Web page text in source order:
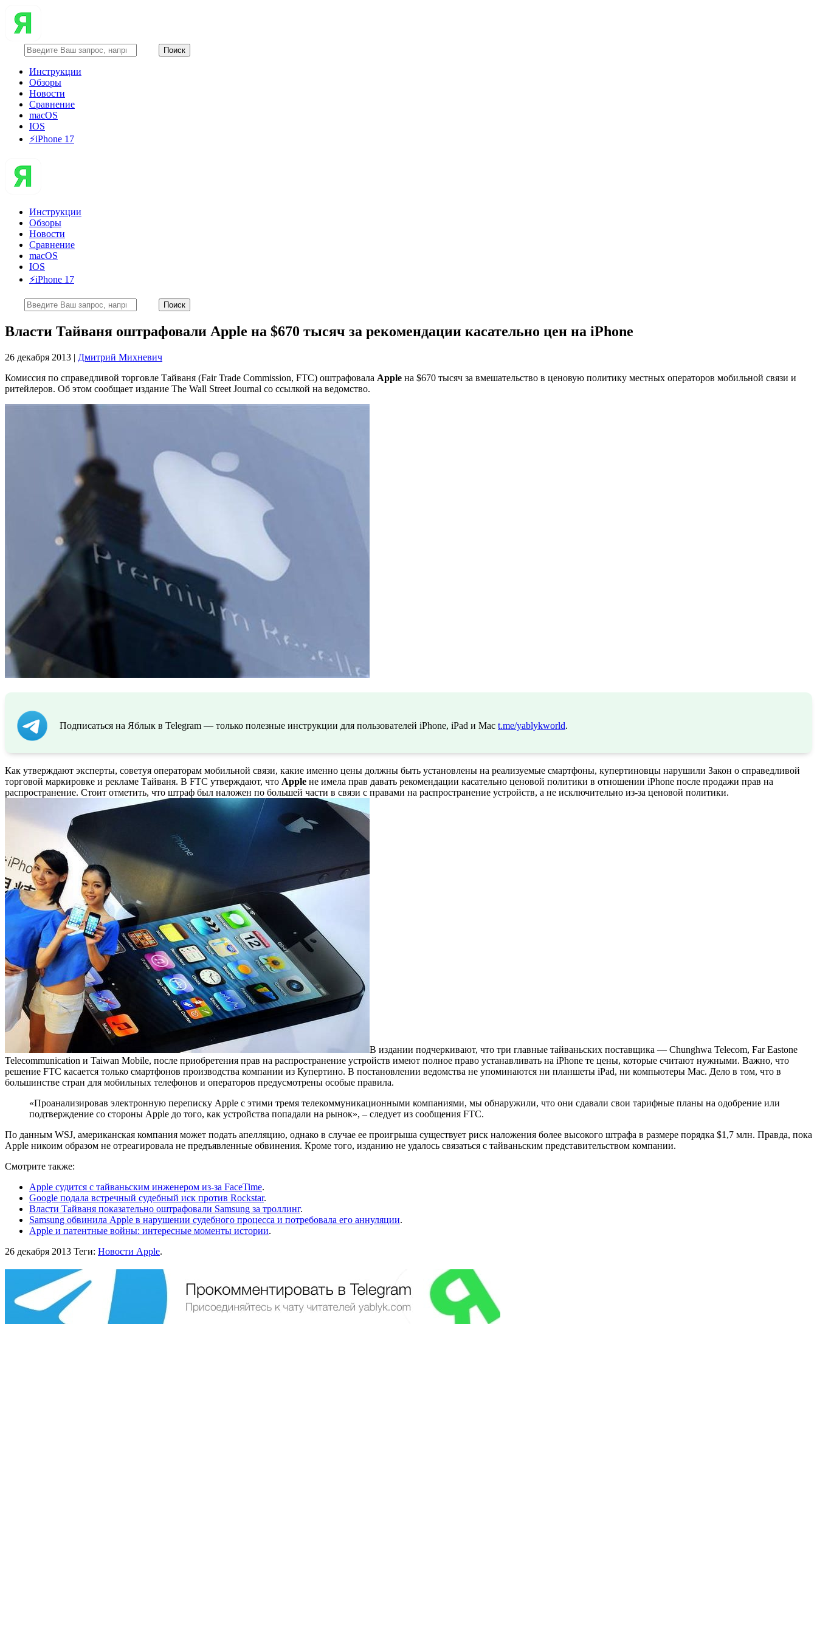
Инструкции
Обзоры
Новости
Сравнение
macOS
IOS
⚡️iPhone 17
Инструкции
Обзоры
Новости
Сравнение
macOS
IOS
⚡️iPhone 17
Власти Тайваня оштрафовали Apple на $670 тысяч за рекомендации касательно цен на iPhone
26 декабря 2013 | Дмитрий Михневич
Комиссия по справедливой торговле Тайваня (Fair Trade Commission, FTC) оштрафовала Apple на $670 тысяч за вмешательство в ценовую политику местных операторов мобильной связи и
ритейлеров. Об этом сообщает издание The Wall Street Journal со ссылкой на ведомство.
Подписаться на Яблык в Telegram — только полезные инструкции для пользователей iPhone, iPad и Mac t.me/yablykworld.
Как утверждают эксперты, советуя операторам мобильной связи, какие именно цены должны быть установлены на реализуемые смартфоны, купертиновцы нарушили Закон о справедливой
торговой маркировке и рекламе Тайваня. В FTC утверждают, что Apple не имела прав давать рекомендации касательно ценовой политики в отношении iPhone после продажи прав на
распространение. Стоит отметить, что штраф был наложен по большей части в связи с правами на распространение устройств, а не исключительно из-за ценовой политики.
В издании подчеркивают, что три главные тайваньских поставщика — Chunghwa Telecom, Far Eastone
Telecommunication и Taiwan Mobile, после приобретения прав на распространение устройств имеют полное право устанавливать на iPhone те цены, которые считают нужными. Важно, что
решение FTC касается только смартфонов производства компании из Купертино. В постановлении ведомства не упоминаются ни планшеты iPad, ни компьютеры Mac. Дело в том, что в
большинстве стран для мобильных телефонов и операторов предусмотрены особые правила.
«Проанализировав электронную переписку Apple с этими тремя телекоммуникационными компаниями, мы обнаружили, что они сдавали свои тарифные планы на одобрение или
подтверждение со стороны Apple до того, как устройства попадали на рынок», – следует из сообщения FTC.
По данным WSJ, американская компания может подать апелляцию, однако в случае ее проигрыша существует риск наложения более высокого штрафа в размере порядка $1,7 млн. Правда, пока
Apple никоим образом не отреагировала не предъявленные обвинения. Кроме того, изданию не удалось связаться с тайваньским представительством компании.
Смотрите также:
Apple судится с тайваньcким инженером из-за FaceTime.
Google подала встречный судебный иск против Rockstar.
Власти Тайваня показательно оштрафовали Samsung за троллинг.
Samsung обвинила Apple в нарушении судебного процесса и потребовала его аннуляции.
Apple и патентные войны: интересные моменты истории.
26 декабря 2013 Теги: Новости Apple.